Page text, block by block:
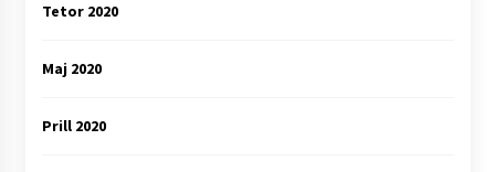
Tetor 2020
Maj 2020
Prill 2020